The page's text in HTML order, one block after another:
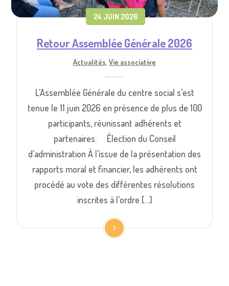
24 JUIN 2026
Retour Assemblée Générale 2026
Actualités, Vie associative
L’Assemblée Générale du centre social s’est
tenue le 11 juin 2026 en présence de plus de 100
participants, réunissant adhérents et
partenaires. Élection du Conseil
d’administration À l’issue de la présentation des
rapports moral et financier, les adhérents ont
procédé au vote des différentes résolutions
inscrites à l’ordre […]